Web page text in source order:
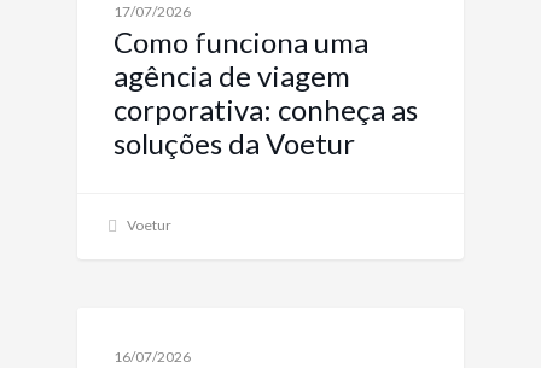
17/07/2026
Como funciona uma
agência de viagem
corporativa: conheça as
soluções da Voetur
Voetur
16/07/2026